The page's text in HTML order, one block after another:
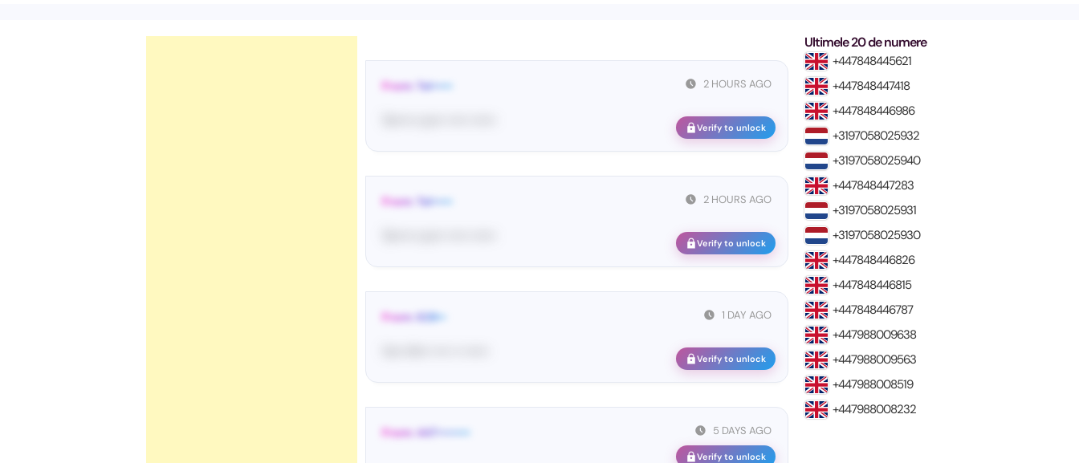
2 HOURS AGO
From: Tel•••••
Verify to unlock
2 HOURS AGO
From: Tel•••••
Verify to unlock
1 DAY AGO
From: 628••
Verify to unlock
5 DAYS AGO
From: 447••••••••
Verify to unlock
Ultimele 20 de numere
+447848445621
+447848447418
+447848446986
+3197058025932
+3197058025940
+447848447283
+3197058025931
+3197058025930
+447848446826
+447848446815
+447848446787
+447988009638
+447988009563
+447988008519
+447988008232